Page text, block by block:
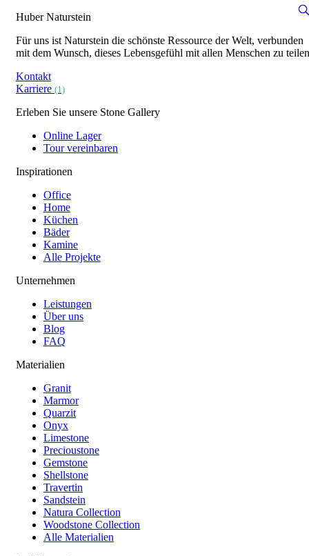
Huber Naturstein
Für uns ist Naturstein die schönste Ressource der Welt, verbunden
mit dem Wunsch, dieses Lebensgefühl mit allen Menschen zu
Kontakt
Karriere (1)
Erleben Sie unsere Stone Gallery
Online Lager
Tour vereinbaren
Inspirationen
Office
Home
Küchen
Bäder
Kamine
Alle Projekte
Unternehmen
Leistungen
Über uns
Blog
FAQ
Materialien
Granit
Marmor
Quarzit
Onyx
Limestone
Precioustone
Gemstone
Shellstone
Travertin
Sandstein
Natura Collection
Woodstone Collection
Alle Materialien